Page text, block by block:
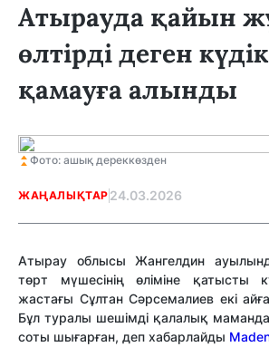
Атырауда қайын
өлтірді деген
қамауға алынды
Фото: ашық дереккөзден
ЖАҢАЛЫҚТАР 24.03.2026
Атырау облысы Жангелдин
төрт мүшесінің өліміне қатысты
жастағы Сұлтан Сәрсемалиев екі
Бұл туралы шешімді қалалық
соты шығарған, деп хабарлайды